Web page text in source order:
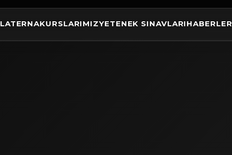
LATERNAKURSLARIMIZYETENEK SINAVLARIHABERLER